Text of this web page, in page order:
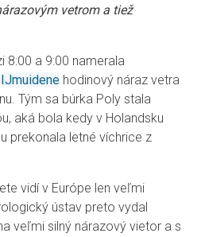
vetrom a tiež
8:00 a 9:00 namerala
IJmuidene hodinový náraz vetra
Tým sa búrka Poly stala
aká bola kedy v Holandsku
prekonala letné víchrice z
vidí v Európe len veľmi
ústav preto vydal
veľmi silný nárazový vietor a s